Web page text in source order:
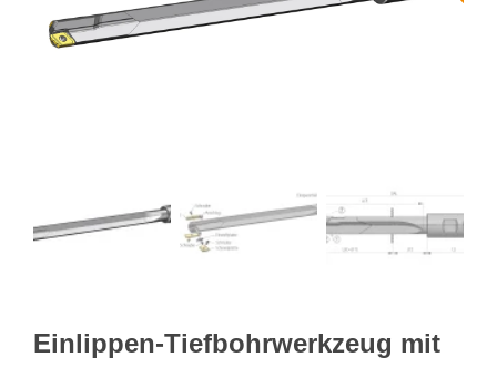
Webshop
Suche
Einlippen-Tiefbohrwerkzeug mit